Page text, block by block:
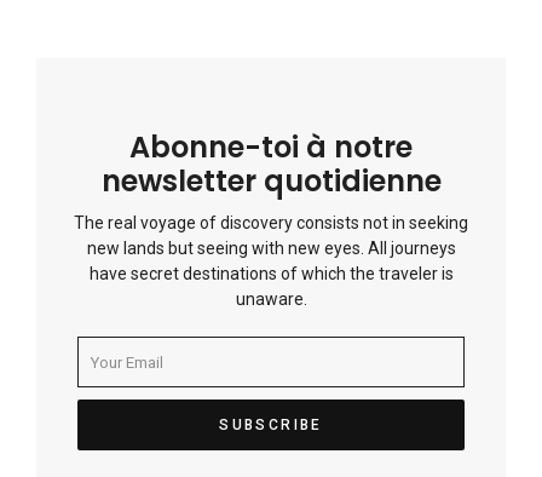
Abonne-toi à notre
newsletter quotidienne
The real voyage of discovery consists not in seeking
new lands but seeing with new eyes. All journeys
have secret destinations of which the traveler is
unaware.